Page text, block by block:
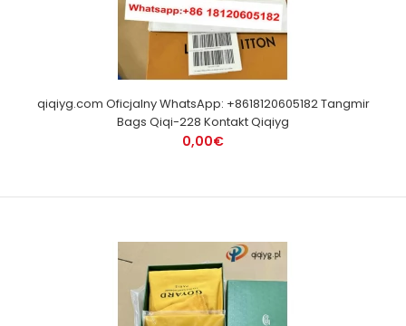
qiqiyg.com Oficjalny WhatsApp: +8618120605182 Tangmir
Bags Qiqi-228 Kontakt Qiqiyg
0,00€